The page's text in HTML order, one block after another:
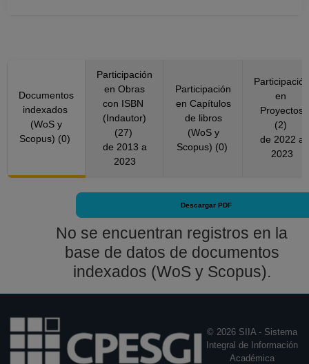
No Definitivo
Facultad de Ciencias
Políticas y Sociales
Desde 16-03-2017
ASIGNATURA A TP
No Definitivo
Políticas y Sociales
Desde 01-04-2016
hasta 15-03-2017
Documentos
indexados
(WoS y
Scopus) (0)
Participación
en Obras
con ISBN
(Indautor)
(27)
de 2013 a
2023
Participación
en Capítulos
de libros
(WoS y
Scopus) (0)
Participación
en
Proyectos
(2)
de 2022 a
2023
Descargar PDF
No se encuentran registros en la
base de datos de documentos
indexados (WoS y Scopus).
© 2026 SIIA - Sistema
Integral de Información
Académica